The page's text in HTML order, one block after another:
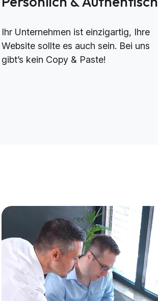
Ihr Unternehmen ist einzigartig, Ihre
Website sollte es auch sein. Bei uns
gibt’s kein Copy & Paste!